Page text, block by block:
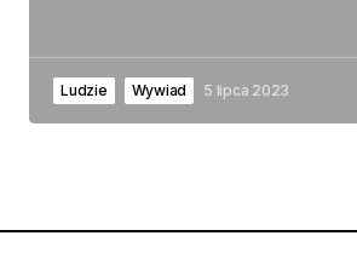
Ludzie Wywiad 5 lipca 2023